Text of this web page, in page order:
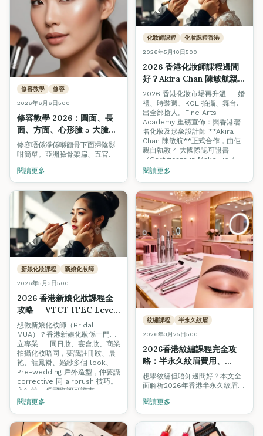
修容教學 修容
2026年6月6日500
修容教學 2026：圓面、長
面、方面、心形臉 5 大臉型
修容位置全圖解（亞洲臉型
專用）
修容唔係淨係喺顴骨下面掃陰影
咁簡單。亞洲臉骨架扁、五官集
只會「污糟」加「老氣」。本教
學由香港 VTCT/ITEC 化妝師導師
團隊撰寫，逐個臉型拆解修容點
位、刷具角度、膏狀 vs 粉狀選
擇、修容色號公式，連最常見 9
個失敗位都列晒出嚟。
閱讀更多
化妝師課程 化妝課程香港
2026年5月10日500
2026 香港化妝師課程邊間
好？Akira Chan 陳敏航親自
執教 + 4大國際證書完全攻
略
2026 香港化妝市場再升溫 — 婚
禮、時裝週、KOL 拍攝、舞台演
出全部搶人。Fine Arts
Academy 重磅宣佈：與香港著
名化妝及形象設計師 **Akira
Chan 陳敏航**正式合作，由佢
親自執教 4 大國際認可證書
（Certificate in Make-up /
Bridal Make-up / Award in
and Media Make-up）。一文
睇清課程內容、學費、與其他化
妝學院比較、收入前景同 10 大常
見問題。
閱讀更多
新娘化妝課程 新娘化妝師
2026年5月3日500
2026 香港新娘化妝課程全
攻略 — VTCT ITEC Level
2 Certificate in Make-
up（新娘化妝師入行證書、
課程大綱、學費、收入分
析）
想做新娘化妝師（Bridal
MUA）？香港新娘化妝係一門獨
立專業 — 同日妝、宴會妝、商業
拍攝化妝唔同，要識註冊妝、晨
袍、龍鳳褂、婚紗多個 look、
Pre-wedding 戶外造型，仲要識
corrective 同 airbrush 技巧。
入行第一張國際認可證書 =
**VTCT ITEC Level 2
解官方課程大綱、考試制度、學
閱讀更多
紋繡課程 半永久紋眉
2026年3月25日500
2026香港紋繡課程完全攻
略：半永久紋眉費用、
VTCT認證全解析｜紋眉課
程邊間好？
想學紋繡但唔知邊間好？本文全
面解析2026年香港半永久紋眉課
勢、飄眉霧眉技術分別，以及紋
繡師月入$30,000+的真實職業前
景。
閱讀更多